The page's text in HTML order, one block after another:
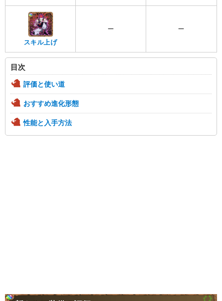
スキル上げ
ー ー
目次
評価と使い道
おすすめ進化形態
性能と入手方法